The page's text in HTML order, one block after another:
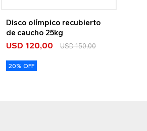
Disco olímpico recubierto
de caucho 25kg
USD 120,00 USD150,00
20% OFF